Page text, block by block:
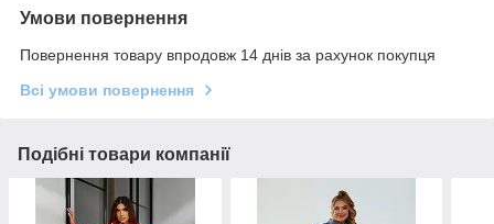
Умови повернення
Повернення товару впродовж 14 днів за рахунок покупця
Всі умови повернення
Подібні товари компанії